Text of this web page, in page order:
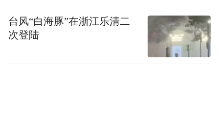
台风“白海豚”在浙江乐清二
次登陆